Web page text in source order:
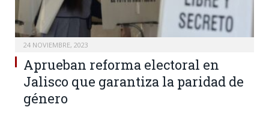
24 NOVIEMBRE, 2023
Aprueban reforma electoral en
Jalisco que garantiza la paridad de
género